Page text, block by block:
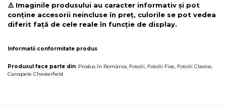
⚠️ Imaginile produsului au caracter informativ și pot
conține accesorii neincluse în preț, culorile se pot vedea
diferit față de cele reale în funcție de display.
Informatii conformitate produs
Produsul face parte din: Produs în România, Fotolii, Fotolii Fixe, Fotolii Clasice,
Canapele Chesterfield